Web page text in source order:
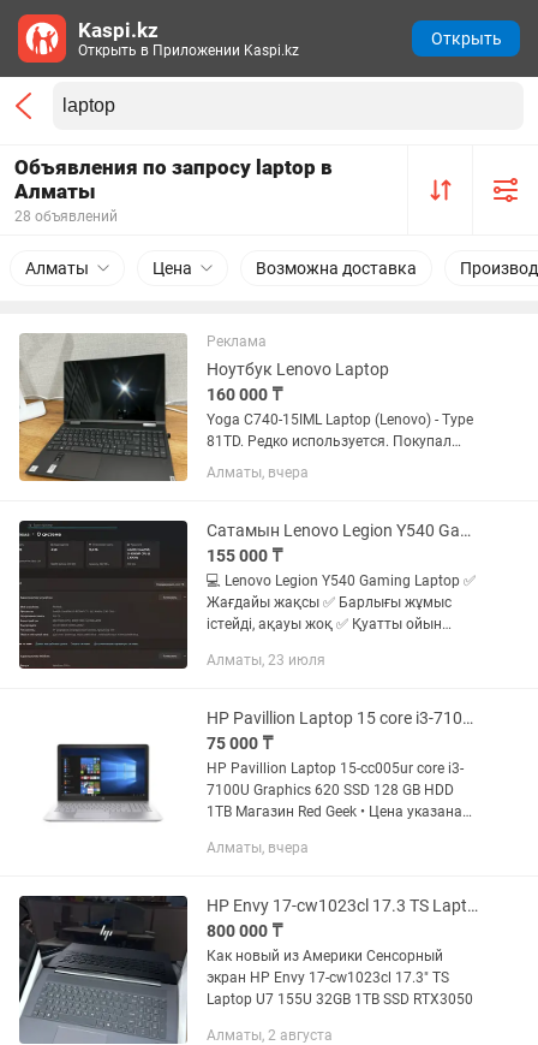
Объявления по запросу laptop в
Алматы
28 объявлений
Алматы Цена Возможна доставка
Реклама
Ноутбук Lenovo Laptop
160 000 ₸
Yoga C740-15IML Laptop (Lenovo) - Type
81TD. Редко используется. Покупал
когда-то для работы. Состояние 9/10.
Экран поворотный, можно
сенсорный. Из минусов - не...
Алматы, вчера
Сатамын Lenovo Legion Y540 Gaming Laptop
155 000 ₸
💻 Lenovo Legion Y540 Gaming Laptop ✅
Жағдайы жақсы ✅ Барлығы жұмыс
істейді, ақауы жоқ ✅ Қуатты ойын
✅ Зарядтағышы бар
Core...
Алматы, 23 июля
HP Pavillion Laptop 15 сore i3-7100U Graphics HDD 1TB Магазин Red Geek
75 000 ₸
HP Pavillion Laptop 15-cc005ur сore i3-
7100U Graphics 620 SSD 128 GB HDD
1TB Магазин Red Geek • Цена указана
указана уже со скидкой, от суммы
Алматы, вчера
HP Envy 17-cw1023cl 17.3 TS Laptop U7 155U 32GB 1TB SSD RTX3050
800 000 ₸
Как новый из Америки Сенсорный
экран HP Envy 17-cw1023cl 17.3" TS
Laptop U7 155U 32GB 1TB SSD RTX3050
Алматы, 2 августа
Kaspi.kz
Открыть в Приложении Kaspi.kz
Открыть